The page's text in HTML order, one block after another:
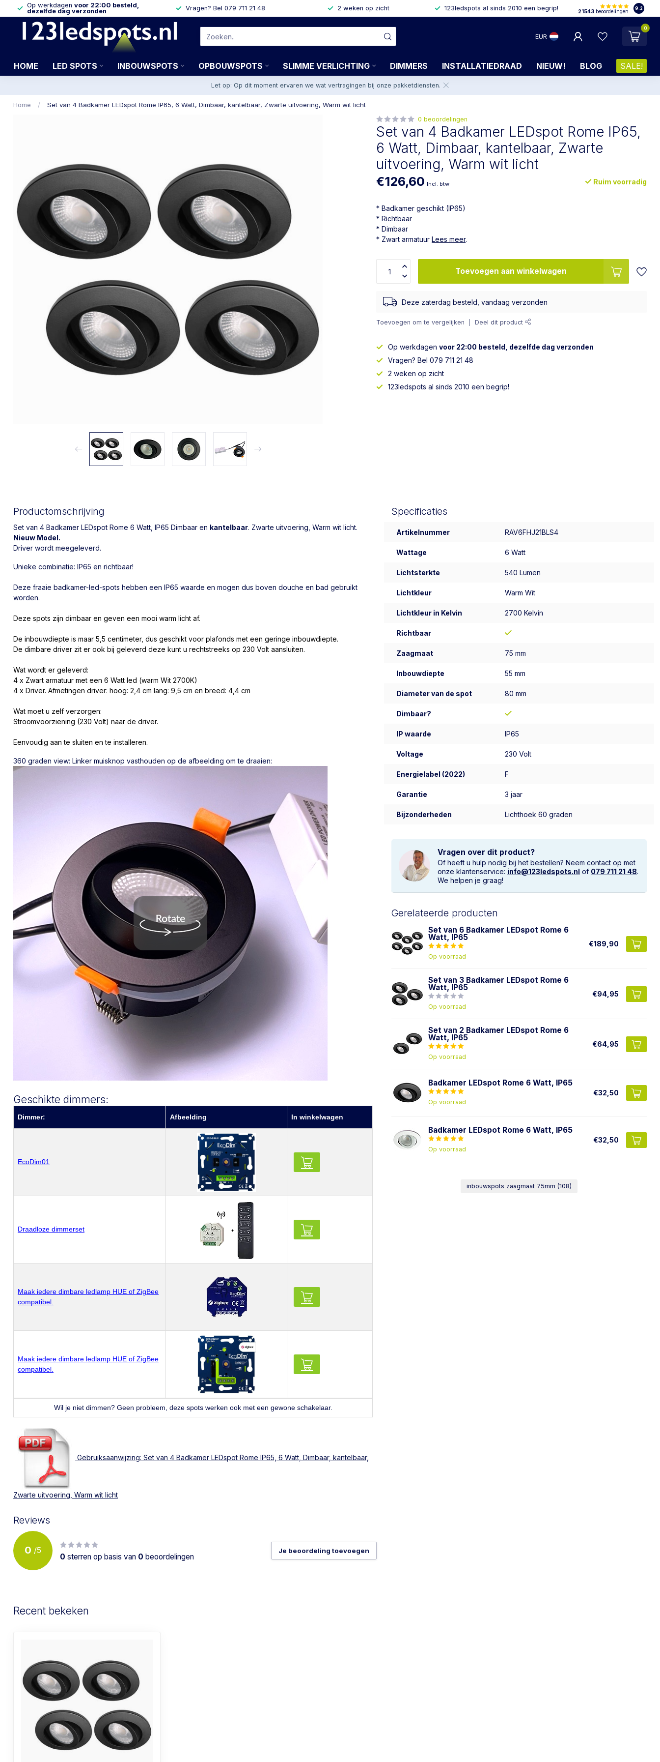
Op werkdagen voor 22:00 besteld,
dezelfde dag verzonden
Vragen? Bel 079 711 21 48 2 weken op zicht 123ledspots al sinds 2010 een begrip! 21543 beoordelingen
9.2
EUR
0
HOME LED SPOTS INBOUWSPOTS OPBOUWSPOTS SLIMME VERLICHTING DIMMERS INSTALLATIEDRAAD NIEUW! BLOG SALE!
Let op: Op dit moment ervaren we wat vertragingen bij onze pakketdiensten.
Home / Set van 4 Badkamer LEDspot Rome IP65, 6 Watt, Dimbaar, kantelbaar, Zwarte uitvoering, Warm wit licht
0 beoordelingen
Set van 4 Badkamer LEDspot Rome IP65,
6 Watt, Dimbaar, kantelbaar, Zwarte
uitvoering, Warm wit licht
€126,60 Incl. btw Ruim voorradig
* Badkamer geschikt (IP65)
* Richtbaar
* Dimbaar
* Zwart armatuurLees meer.
Toevoegen aan winkelwagen
Deze zaterdag besteld, vandaag verzonden
Toevoegen om te vergelijken Deel dit product
Op werkdagenvoor 22:00 besteld, dezelfde dag verzonden
Vragen? Bel 079 711 21 48
2 weken op zicht
123ledspots al sinds 2010 een begrip!
Productomschrijving
Set van 4 Badkamer LEDspot Rome 6 Watt, IP65 Dimbaar en kantelbaar. Zwarte uitvoering, Warm wit licht.
Nieuw Model.
Driver wordt meegeleverd.
Unieke combinatie: IP65 en richtbaar!
Deze fraaie badkamer-led-spots hebben een IP65 waarde en mogen dus boven douche en bad gebruikt
worden.
Deze spots zijn dimbaar en geven een mooi warm licht af.
De inbouwdiepte is maar 5,5 centimeter, dus geschikt voor plafonds met een geringe inbouwdiepte.
De dimbare driver zit er ook bij geleverd deze kunt u rechtstreeks op 230 Volt aansluiten.
Wat wordt er geleverd:
4 x Zwart armatuur met een 6 Watt led (warm Wit 2700K)
4 x Driver. Afmetingen driver: hoog: 2,4 cm lang: 9,5 cm en breed: 4,4 cm
Wat moet u zelf verzorgen:
Stroomvoorziening (230 Volt) naar de driver.
Eenvoudig aan te sluiten en te installeren.
360 graden view: Linker muisknop vasthouden op de afbeelding om te draaien:
Geschikte dimmers:
Dimmer: Afbeelding In winkelwagen
EcoDim01
Draadloze dimmerset
Maak iedere dimbare ledlamp HUE of ZigBee
compatibel.
Maak iedere dimbare ledlamp HUE of ZigBee
compatibel.
Wil je niet dimmen? Geen probleem, deze spots werken ook met een gewone schakelaar.
Gebruiksaanwijzing: Set van 4 Badkamer LEDspot Rome IP65, 6 Watt, Dimbaar, kantelbaar,
Zwarte uitvoering, Warm wit licht
Reviews
0 /5
0 sterren op basis van 0 beoordelingen
Je beoordeling toevoegen
Specificaties
Artikelnummer RAV6FHJ21BLS4
Wattage 6 Watt
Lichtsterkte 540 Lumen
Lichtkleur Warm Wit
Lichtkleur in Kelvin 2700 Kelvin
Richtbaar
Zaagmaat 75 mm
Inbouwdiepte 55 mm
Diameter van de spot 80 mm
Dimbaar?
IP waarde IP65
Voltage 230 Volt
Energielabel (2022) F
Garantie 3 jaar
Bijzonderheden Lichthoek 60 graden
Vragen over dit product?
Of heeft u hulp nodig bij het bestellen? Neem contact op met
onze klantenservice: info@123ledspots.nl of 079 711 21 48.
We helpen je graag!
Gerelateerde producten
Set van 6 Badkamer LEDspot Rome 6
Watt, IP65
Op voorraad
€189,90
Set van 3 Badkamer LEDspot Rome 6
Watt, IP65
Op voorraad
€94,95
Set van 2 Badkamer LEDspot Rome 6
Watt, IP65
Op voorraad
€64,95
Badkamer LEDspot Rome 6 Watt, IP65
Op voorraad
€32,50
Badkamer LEDspot Rome 6 Watt, IP65
Op voorraad
€32,50
inbouwspots zaagmaat 75mm (108)
Recent bekeken